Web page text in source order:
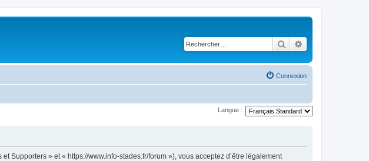
Rechercher
Connexion
Langue :
Supporters » et « https://www.info-stades.fr/forum »), vous acceptez d’être légalement